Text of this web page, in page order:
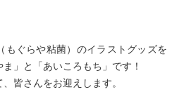
もぐらや粘菌）のイラストグッズを
」と「あいころもち」です！
皆さんをお迎えします。